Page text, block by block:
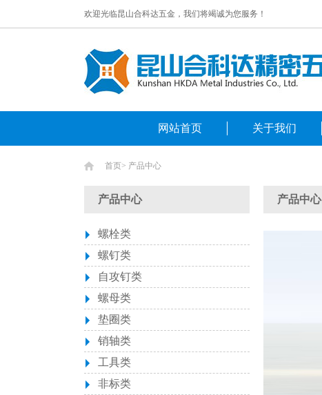
欢迎光临昆山合科达五金，我们将竭诚为您服务！
网站首页 关于我们
首页> 产品中心
产品中心
螺栓类
螺钉类
自攻钉类
螺母类
垫圈类
销轴类
工具类
非标类
产品中心